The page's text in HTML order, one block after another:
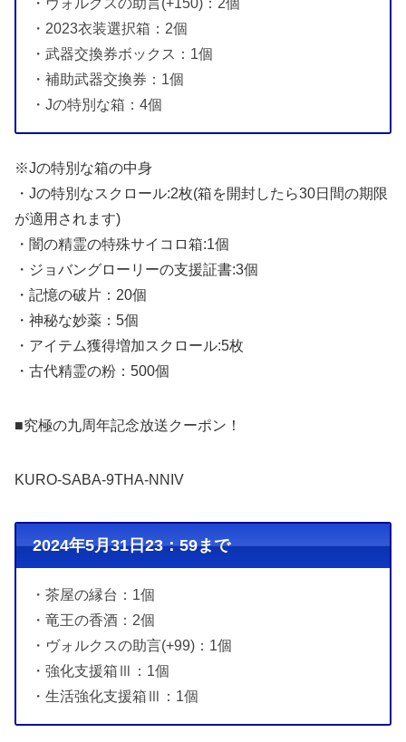
・ヴォルクスの助言(+150)：2個
・2023衣装選択箱：2個
・武器交換券ボックス：1個
・補助武器交換券：1個
・Jの特別な箱：4個
※Jの特別な箱の中身
・Jの特別なスクロール:2枚(箱を開封したら30日間の期限
が適用されます)
・闇の精霊の特殊サイコロ箱:1個
・ジョバングローリーの支援証書:3個
・記憶の破片：20個
・神秘な妙薬：5個
・アイテム獲得増加スクロール:5枚
・古代精霊の粉：500個
■究極の九周年記念放送クーポン！
KURO-SABA-9THA-NNIV
2024年5月31日23：59まで
・茶屋の縁台：1個
・竜王の香酒：2個
・ヴォルクスの助言(+99)：1個
・強化支援箱Ⅲ：1個
・生活強化支援箱Ⅲ：1個